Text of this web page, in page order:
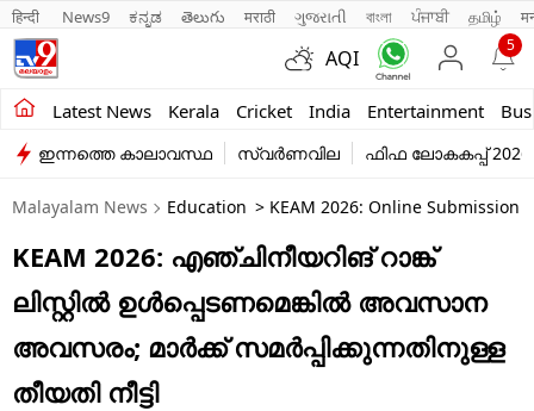
हिन्दी News9 ಕನ್ನಡ తెలుగు मराठी ગુજરાતી বাংলা ਪੰਜਾਬੀ தமிழ்
AQI
5
Latest News Kerala Cricket India Entertainment
Kerala
India
Entertainment
Business
Education
Sports
ഇന്നത്തെ കാലാവസ്ഥ സ്വർണവില ഫിഫ ലോകകപ്പ് 2026
Malayalam News Education > KEAM 2026: Online Submission
KEAM 2026: എഞ്ചിനീയറിങ് റാങ്ക്
ലിസ്റ്റില്‍ ഉള്‍പ്പെടണമെങ്കില്‍ അവസാന
അവസരം; മാര്‍ക്ക് സമര്‍പ്പിക്കുന്നതിനുള്ള
തീയതി നീട്ടി